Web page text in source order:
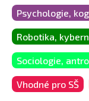
Psychologie,
Robotika,
Sociologie,
Vhodné pro SŠ